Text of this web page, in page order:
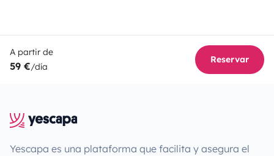
A partir de
59 €/día
Reservar
Yescapa es una plataforma que facilita y asegura el